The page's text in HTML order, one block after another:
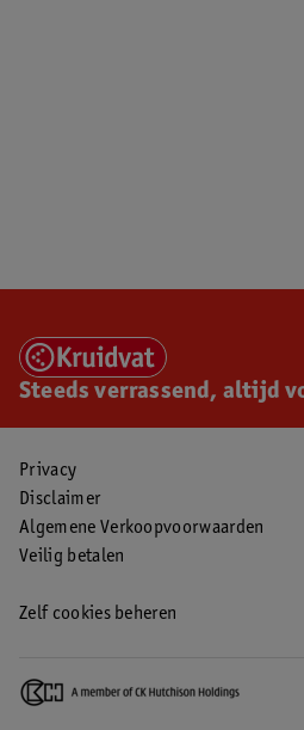
Steeds verrassend, altijd
Privacy
Disclaimer
Algemene Verkoopvoorwaarden
Veilig betalen
Zelf cookies beheren